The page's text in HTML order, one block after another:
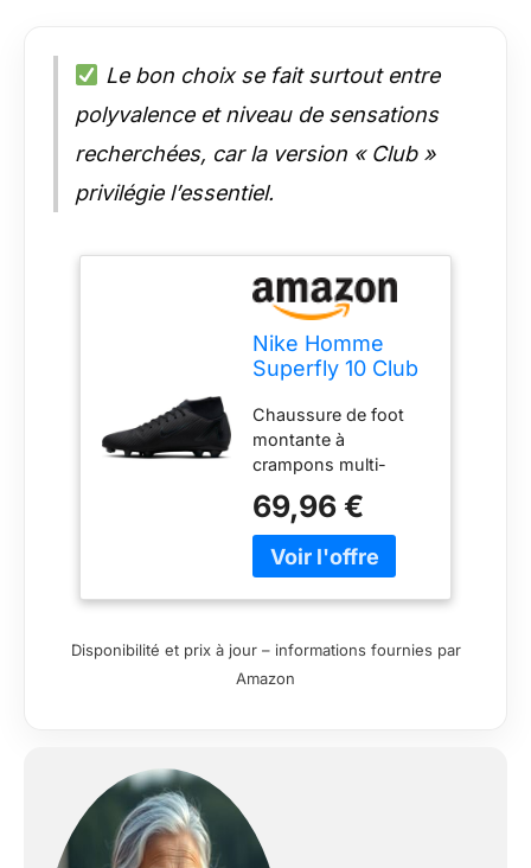
Le bon choix se fait surtout entre
polyvalence et niveau de sensations
recherchées, car la version « Club »
privilégie l’essentiel.
Nike Homme
Superfly 10 Club
Shoe,
Black/Black-
Deep Jungle, 38
EU
Chaussure de foot
montante à
crampons multi-
Mercurial Superfly 10
Club
69,96 €
Disponibilité et prix à jour – informations fournies par
Amazon